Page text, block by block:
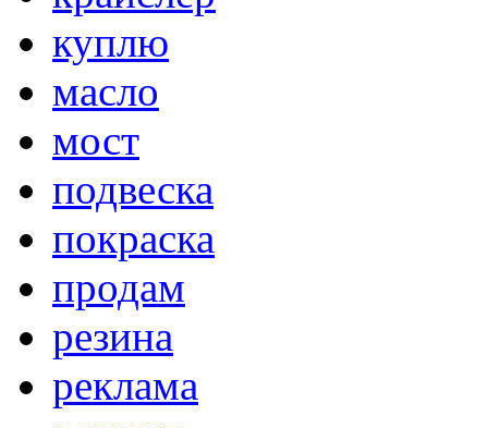
куплю
масло
мост
подвеска
покраска
продам
резина
реклама